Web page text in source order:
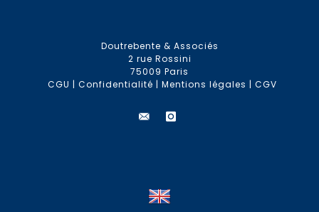
Doutrebente & Associés
2 rue Rossini
75009 Paris
CGU | Confidentialité | Mentions légales | CGV